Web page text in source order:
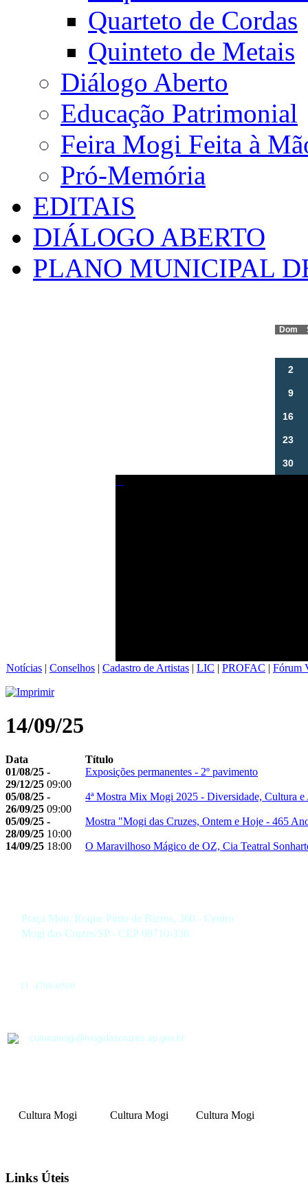
Quarteto de Cordas
Quinteto de Metais
Diálogo Aberto
Educação Patrimonial
Feira Mogi Feita à
Pró-Memória
EDITAIS
DIÁLOGO ABERTO
PLANO MUNICIPAL
Dom
2
9
16
23
30
Notícias | Conselhos | Cadastro de Artistas | LIC | PROFAC | Fórum
14/09/25
Data
Título
01/08/25 -
29/12/25 09:00
Exposições permanentes - 2º pavimento
05/08/25 -
26/09/25 09:00
4ª Mostra Mix Mogi 2025 - Diversidade, Cultura e
05/09/25 -
28/09/25 10:00
Mostra "Mogi das Cruzes, Ontem e Hoje - 465
14/09/25 18:00 O Maravilhoso Mágico de OZ, Cia Teatral
Praça Mon. Roque Pinto de Barros, 360 - Centro
Mogi das Cruzes/SP - CEP 08710-330
11 4798-6900
culturamogi@mogidascruzes.sp.gov.br
Cultura Mogi Cultura Mogi Cultura Mogi
Links Úteis